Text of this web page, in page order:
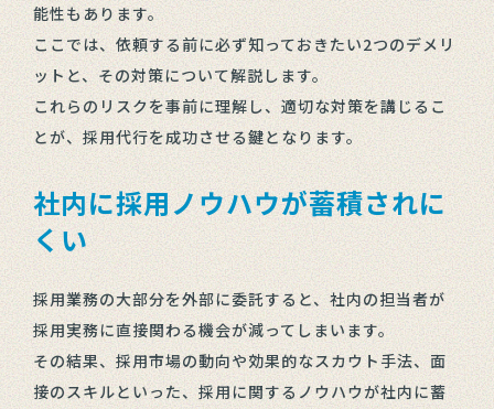
能性もあります。
ここでは、依頼する前に必ず知っておきたい2つのデメリ
ットと、その対策について解説します。
これらのリスクを事前に理解し、適切な対策を講じるこ
とが、採用代行を成功させる鍵となります。
社内に採用ノウハウが蓄積されに
くい
採用業務の大部分を外部に委託すると、社内の担当者が
採用実務に直接関わる機会が減ってしまいます。
その結果、採用市場の動向や効果的なスカウト手法、面
接のスキルといった、採用に関するノウハウが社内に蓄